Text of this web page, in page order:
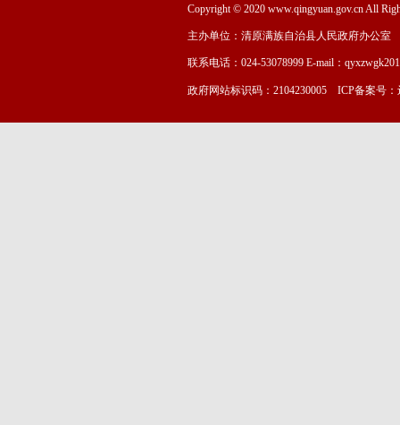
Copyright © 2020 www.qingyuan.gov.cn All
主办单位：清原满族自治县人民政府办公室
联系电话：024-53078999 E-mail：
政府网站标识码：2104230005 ICP备案号：